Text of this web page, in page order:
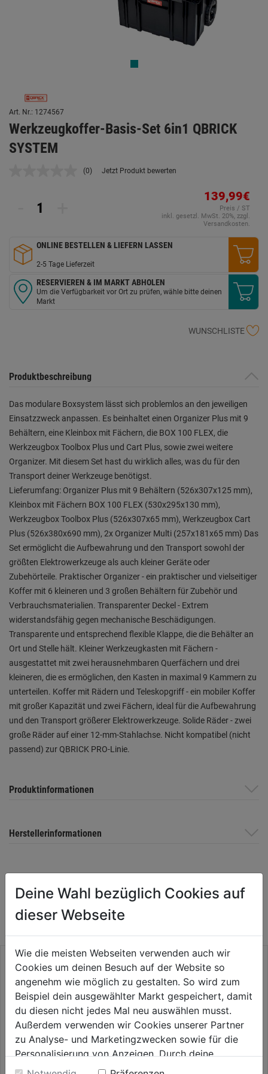
Art. Nr.: 1274567
Werkzeugkoffer-Basis-Set 6in1 QBRICK
SYSTEM
Kein
(0) Jetzt Produkt bewerten
139,99€
Preis / ST
inkl. gesetzl. MwSt. 20%, zzgl.
Versandkosten.
ONLINE BESTELLEN & LIEFERN LASSEN
2-5 Tage Lieferzeit
RESERVIEREN & IM MARKT ABHOLEN
Um die Verfügbarkeit vor Ort zu prüfen, wähle bitte deinen
Markt
WUNSCHLISTE
Produktbeschreibung
Das modulare Boxsystem lässt sich problemlos an den jeweiligen
Einsatzzweck anpassen. Es beinhaltet einen Organizer Plus mit 9
Behältern, eine Kleinbox mit Fächern, die BOX 100 FLEX, die
Werkzeugbox Toolbox Plus und Cart Plus, sowie zwei weitere
Organizer. Mit diesem Set hast du wirklich alles, was du für den
Transport deiner Werkzeuge benötigst.
Lieferumfang: Organizer Plus mit 9 Behältern (526x307x125 mm),
Kleinbox mit Fächern BOX 100 FLEX (530x295x130 mm),
Werkzeugbox Toolbox Plus (526x307x65 mm), Werkzeugbox Cart
Plus (526x380x690 mm), 2x Organizer Multi (257x181x65 mm) Das
Set ermöglicht die Aufbewahrung und den Transport sowohl der
größten Elektrowerkzeuge als auch kleiner Geräte oder
Zubehörteile. Praktischer Organizer - ein praktischer und vielseitiger
Koffer mit 6 kleineren und 3 großen Behältern für Zubehör und
Verbrauchsmaterialien. Transparenter Deckel - Extrem
widerstandsfähig gegen mechanische Beschädigungen.
Transparente und entsprechend flexible Klappe, die die Behälter an
Ort und Stelle hält. Kleiner Werkzeugkasten mit Fächern -
ausgestattet mit zwei herausnehmbaren Querfächern und drei
kleineren, die es ermöglichen, den Kasten in maximal 9 Kammern zu
unterteilen. Koffer mit Rädern und Teleskopgriff - ein mobiler Koffer
mit großer Kapazität und zwei Fächern, ideal für die Aufbewahrung
und den Transport größerer Elektrowerkzeuge. Solide Räder - zwei
große Räder auf einer 12-mm-Stahlachse. Nicht kompatibel (nicht
passend) zur QBRICK PRO-Linie.
Produktinformationen
Herstellerinformationen
WEITERE PRODUKTE AUS DIESER
KATEGORIE
Deine Wahl bezüglich Cookies auf
dieser Webseite
Wie die meisten Webseiten verwenden auch wir
Cookies um deinen Besuch auf der Website so
angenehm wie möglich zu gestalten. So wird zum
Beispiel dein ausgewählter Markt gespeichert, damit
du diesen nicht jedes Mal neu auswählen musst.
Außerdem verwenden wir Cookies unserer Partner
zu Analyse- und Marketingzwecken sowie für die
Personalisierung von Anzeigen. Durch deine
Einwilligung werden die Daten von Drittanbieter,